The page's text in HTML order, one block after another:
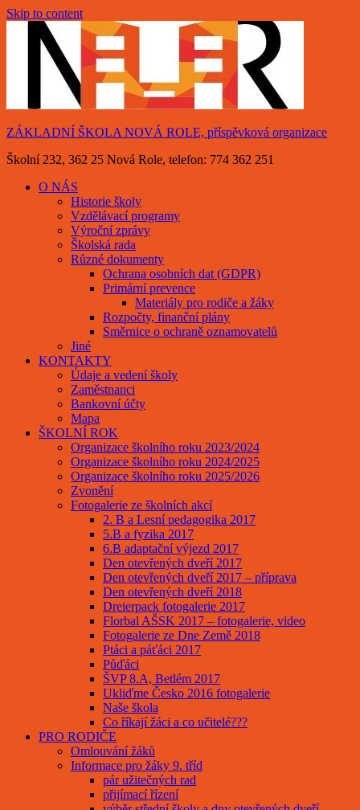
Skip to content
ZÁKLADNÍ ŠKOLA NOVÁ ROLE, příspěvková organizace
Školní 232, 362 25 Nová Role, telefon: 774 362 251
O NÁS
Historie školy
Vzdělávací programy
Výroční zprávy
Školská rada
Různé dokumenty
Ochrana osobních dat (GDPR)
Primární prevence
Materiály pro rodiče a žáky
Rozpočty, finanční plány
Směrnice o ochraně oznamovatelů
Jiné
KONTAKTY
Údaje a vedení školy
Zaměstnanci
Bankovní účty
Mapa
ŠKOLNÍ ROK
Organizace školního roku 2023/2024
Organizace školního roku 2024/2025
Organizace školního roku 2025/2026
Zvonění
Fotogalerie ze školních akcí
2. B a Lesní pedagogika 2017
5.B a fyzika 2017
6.B adaptační výjezd 2017
Den otevřených dveří 2017
Den otevřených dveří 2017 – příprava
Den otevřených dveří 2018
Dreierpack fotogalerie 2017
Florbal AŠSK 2017 – fotogalerie, video
Fotogalerie ze Dne Země 2018
Ptáci a páťáci 2017
Půďáci
ŠVP 8.A, Betlém 2017
Ukliďme Česko 2016 fotogalerie
Naše škola
Co říkají žáci a co učitelé???
PRO RODIČE
Omlouvání žáků
Informace pro žáky 9. tříd
pár užitečných rad
přijímací řízení